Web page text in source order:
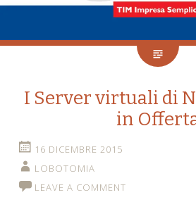
I Server virtuali di
in
16 DICEMBRE 2015
LOBOTOMIA
LEAVE A COMMENT